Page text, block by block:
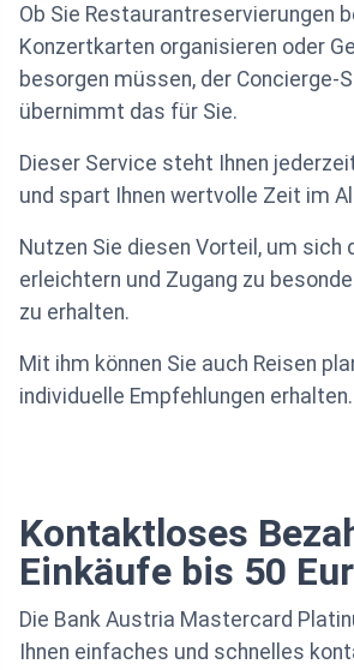
Ob Sie Restaurantreservierungen
Konzertkarten organisieren oder
besorgen müssen, der Concierge-
übernimmt das für Sie.
Dieser Service steht Ihnen
und spart Ihnen wertvolle Zeit im
Nutzen Sie diesen Vorteil, um sich
erleichtern und Zugang zu
zu erhalten.
Mit ihm können Sie auch Reisen
individuelle Empfehlungen erhalten.
Kontaktloses
Einkäufe bis 50
Die Bank Austria Mastercard
Ihnen einfaches und schnelles